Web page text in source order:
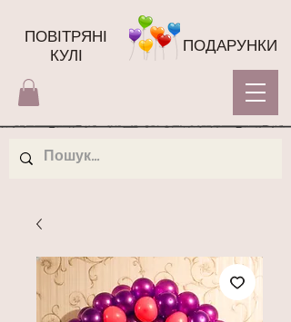
ПОВІТРЯНІ
КУЛІ
ПОДАРУНКИ